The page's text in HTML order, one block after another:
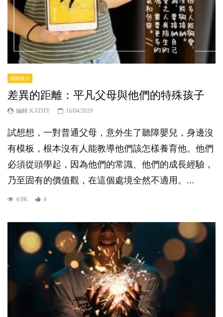
編輯推介
差異的距離：平凡父母與他們的特殊孩子
編輯 KATHY 16/04/2019
試想想，一對普通父母，意外生了聽障嬰兒，身邊沒
有模板，根本沒有人能教導他們該怎樣養育他。他們
必須從頭學起，因為他們的常識、他們的成長經驗，
乃至固有的價值觀，在這個處境全然不適用。...
4.9K 4